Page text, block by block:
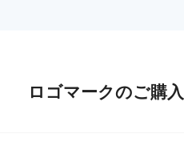
ロゴマークのご購入